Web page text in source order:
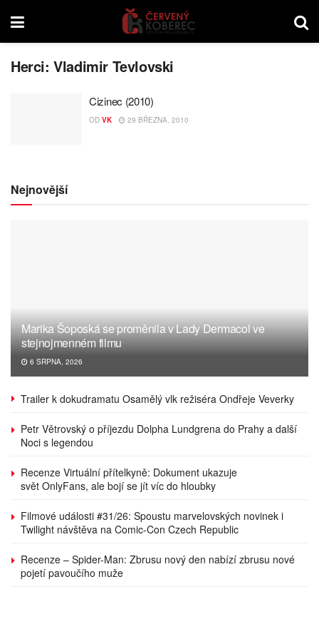
Herci:Vladimir Tevlovski
Cizinec (2010)
OD VK 29 BŘEZNA, 2010
Nejnovější
Marika Šoposká se proměnila v Lady Dermacol ve
stejnojmenném filmu
6 SRPNA, 2026
Trailer k dokudramatu Osamělý vlk režiséra Ondřeje Veverky
Petr Větrovský o příjezdu Dolpha Lundgrena do Prahy a další
Noci s legendou
Recenze Virtuální přítelkyně: Dokument ukazuje
svět OnlyFans, ale bojí se jít víc do hloubky
Filmové události #31/26: Spoustu marvelovských novinek i
Twilight návštěva na Comic-Con Czech Republic
Recenze – Spider-Man: Zbrusu nový den nabízí zbrusu nové
pojetí pavoučího muže